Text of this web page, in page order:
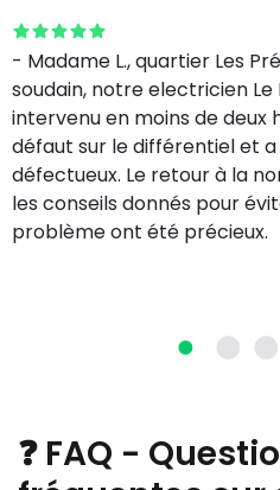
- Madame L., quartier Les
soudain, notre electricien Le
intervenu en moins de deux
défaut sur le différentiel et
défectueux. Le retour à la
les conseils donnés pour
problème ont été précieux.
❓ FAQ -